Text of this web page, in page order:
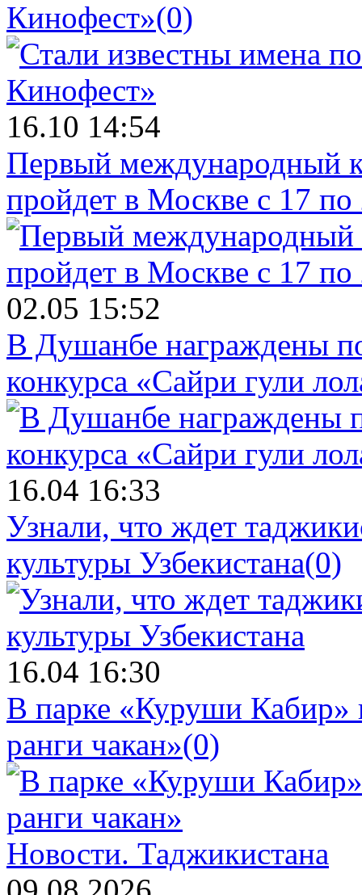
Кинофест»(0)
16.10 14:54
Первый международный
пройдет в Москве с 17 по
02.05 15:52
В Душанбе награждены
конкурса «Сайри гули
16.04 16:33
Узнали, что ждет
культуры Узбекистана(0)
16.04 16:30
В парке «Куруши Кабир»
ранги чакан»(0)
Новости. Таджикистана